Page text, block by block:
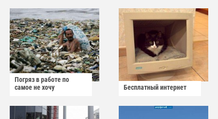
Погряз в работе по
самое не хочу
Бесплатный интернет